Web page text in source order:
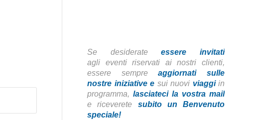
Se desiderateessere invitati
agli eventi riservati ai nostri clienti,
essere sempreaggiornati sulle
nostre iniziative e sui nuovi viaggiin
programma,lasciateci la vostra mail
e riceverete subito un Benvenuto
speciale!